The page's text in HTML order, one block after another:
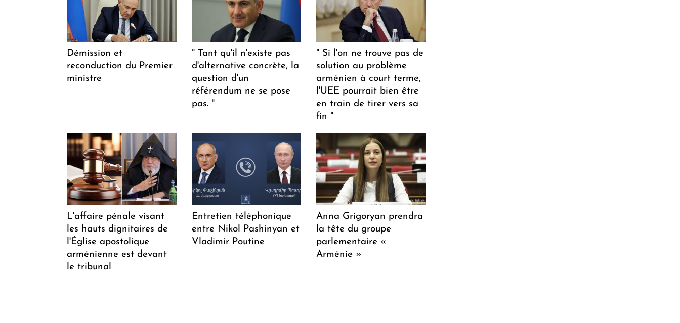
Démission et
reconduction du Premier
ministre
" Tant qu'il n'existe pas
d'alternative concrète, la
question d'un
référendum ne se pose
pas. "
" Si l'on ne trouve pas de
solution au problème
arménien à court terme,
l'UEE pourrait bien être
en train de tirer vers sa
fin "
L'affaire pénale visant
les hauts dignitaires de
l'Église apostolique
arménienne est devant
le tribunal
Entretien téléphonique
entre Nikol Pashinyan et
Vladimir Poutine
Anna Grigoryan prendra
la tête du groupe
parlementaire «
Arménie »